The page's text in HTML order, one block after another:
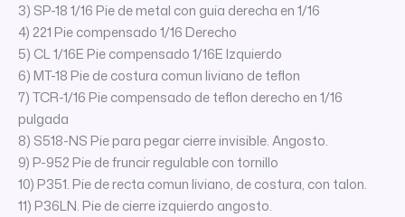
3) SP-18 1/16 Pie de metal con guia derecha en 1/16
4) 221 Pie compensado 1/16 Derecho
5) CL 1/16E Pie compensado 1/16E Izquierdo
6) MT-18 Pie de costura comun liviano de teflon
7) TCR-1/16 Pie compensado de teflon derecho en 1/16
pulgada
8) S518-NS Pie para pegar cierre invisible. Angosto.
9) P-952 Pie de fruncir regulable con tornillo
10) P351. Pie de recta comun liviano, de costura, con talon.
11) P36LN. Pie de cierre izquierdo angosto.